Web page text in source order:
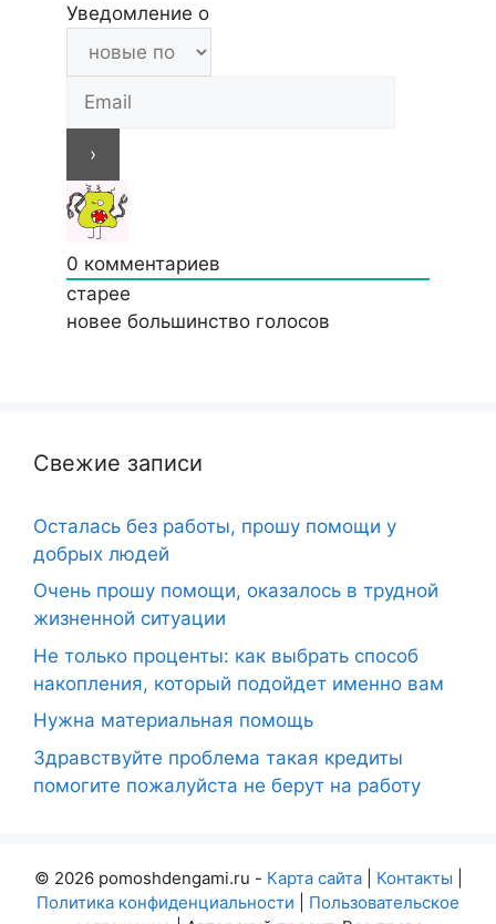
Уведомление о
0 комментариев
старее
новее большинство голосов
Свежие записи
Осталась без работы, прошу помощи у
добрых людей
Очень прошу помощи, оказалось в трудной
жизненной ситуации
Не только проценты: как выбрать способ
накопления, который подойдет именно вам
Нужна материальная помощь
Здравствуйте проблема такая кредиты
помогите пожалуйста не берут на работу
© 2026 pomoshdengami.ru - Карта сайта| Контакты
Политика конфиденциальности
Пользовательское